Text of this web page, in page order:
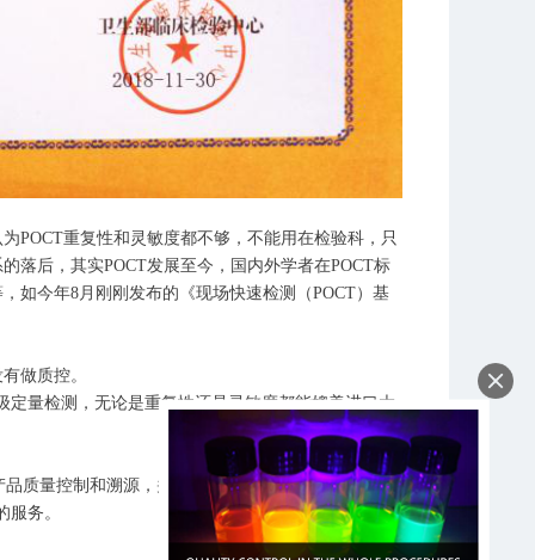
POCT重复性和灵敏度都不够，不能用在检验科，只
落后，其实POCT发展至今，国内外学者在POCT标
如今年8月刚刚发布的《现场快速检测（POCT）基
做质控。
量检测，无论是重复性还是灵敏度都能媲美进口大
质量控制和溯源，并在业内率先提出全程质控理念
务。